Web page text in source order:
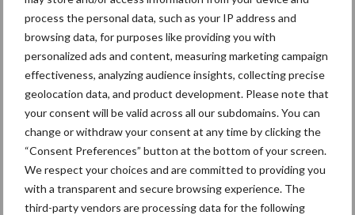
process the personal data, such as your IP address and
browsing data, for purposes like providing you with
personalized ads and content, measuring marketing campaign
effectiveness, analyzing audience insights, collecting precise
geolocation data, and product development. Please note that
your consent will be valid across all our subdomains. You can
change or withdraw your consent at any time by clicking the
“Consent Preferences” button at the bottom of your screen.
We respect your choices and are committed to providing you
with a transparent and secure browsing experience. The
third-party vendors are processing data for the following
De speenhuid: een vaak
onderschatte risicofactor
voor mastitis
ForFarmers ziet volume en
marktaandeel groeien in
krimpende Nederlandse
markt